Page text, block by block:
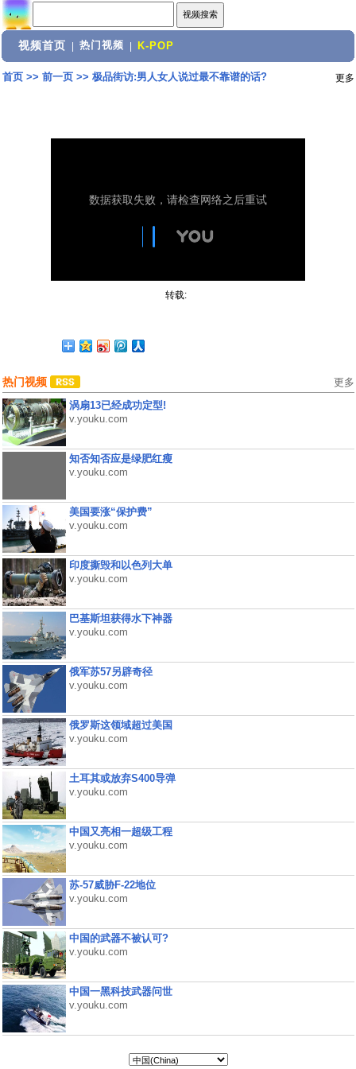
视频首页 热门视频 K-POP
首页>> 前一页>> 极品街访:男人女人说过最不靠谱的话? 更多
转载:
热门视频 更多
涡扇13已经成功定型!
v.youku.com
知否知否应是绿肥红瘦
v.youku.com
美国要涨“保护费”
v.youku.com
印度撕毁和以色列大单
v.youku.com
巴基斯坦获得水下神器
v.youku.com
俄军苏57另辟奇径
v.youku.com
俄罗斯这领域超过美国
v.youku.com
土耳其或放弃S400导弹
v.youku.com
中国又亮相一超级工程
v.youku.com
苏-57威胁F-22地位
v.youku.com
中国的武器不被认可?
v.youku.com
中国一黑科技武器问世
v.youku.com